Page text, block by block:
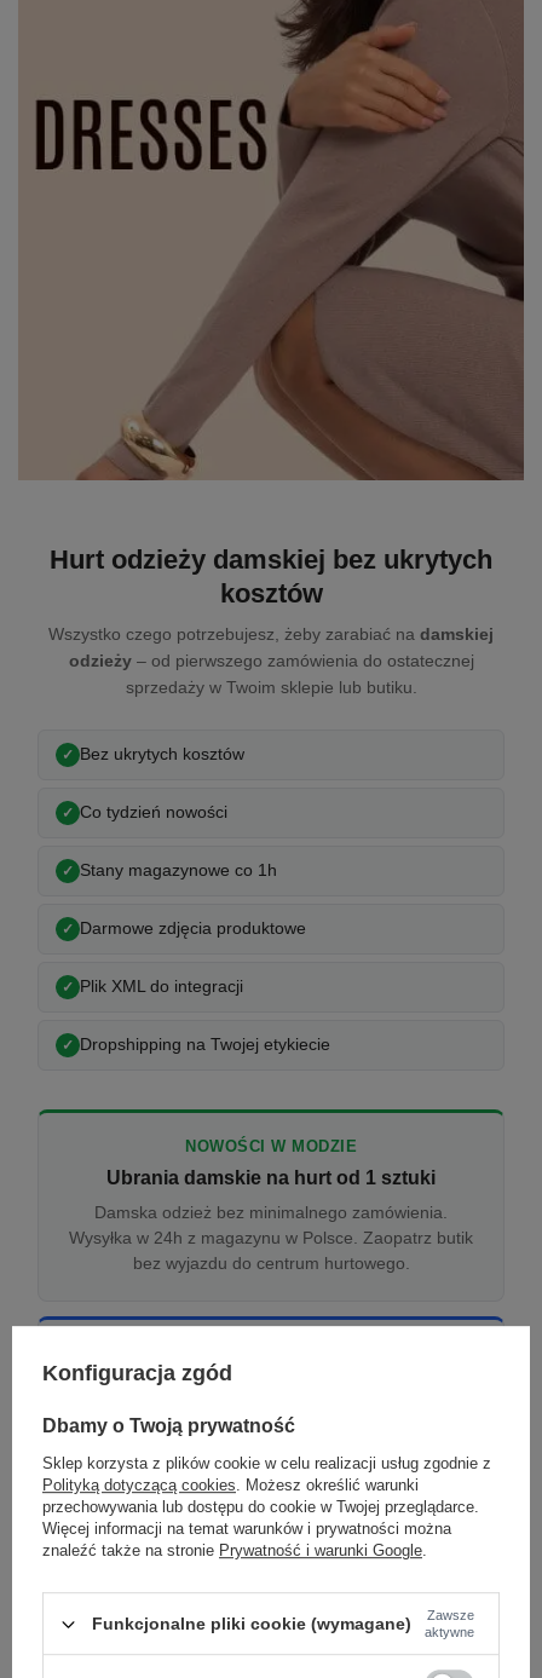
Hurt odzieży damskiej bez ukrytych
kosztów
Wszystko czego potrzebujesz, żeby zarabiać na damskiej
odzieży– od pierwszego zamówienia do ostatecznej
sprzedaży w Twoim sklepie lub butiku.
Bez ukrytych kosztów
Co tydzień nowości
Stany magazynowe co 1h
Darmowe zdjęcia produktowe
Plik XML do integracji
Dropshipping na Twojej etykiecie
NOWOŚCI W MODZIE
Ubrania damskie na hurt od 1 sztuki
Damska odzież bez minimalnego zamówienia.
Wysyłka w 24h z magazynu w Polsce. Zaopatrz butik
bez wyjazdu do centrum hurtowego.
Odzież damska hurtowo online
Internetowa hurtownia damska z plikiem XML/CSV.
Aktualizacja stanów co godzinę.
DROPSHIPPING
Damskie ubrania w dropshippingu
Hurt odzieży damskiej z wysyłką na etykiecie Twojego
sklepu w całej UE. Zero magazynu, zero
Konfiguracja zgód
Dbamy o Twoją prywatność
Sklep korzysta z plików cookie w celu realizacji usług zgodnie z
Polityką dotyczącą cookies. Możesz określić warunki
przechowywania lub dostępu do cookie w Twojej przeglądarce.
Więcej informacji na temat warunków i prywatności można
znaleźć także na stronie Prywatność i warunki Google.
Funkcjonalne pliki cookie (wymagane)
Zawsze
aktywne